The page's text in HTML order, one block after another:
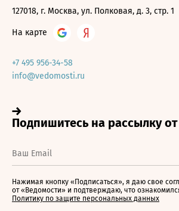
127018, г. Москва, ул. Полковая, д. 3, стр. 1
На карте
+7 495 956-34-58
info@vedomosti.ru
Нажимая кнопку «Подписаться», я даю свое
от «Ведомости» и подтверждаю, что
Политику по защите персональных данных